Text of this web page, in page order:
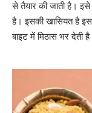
से तैयार की जाती है। इसे
है। इसकी खासियत है
बाइट में मिठास भर देती